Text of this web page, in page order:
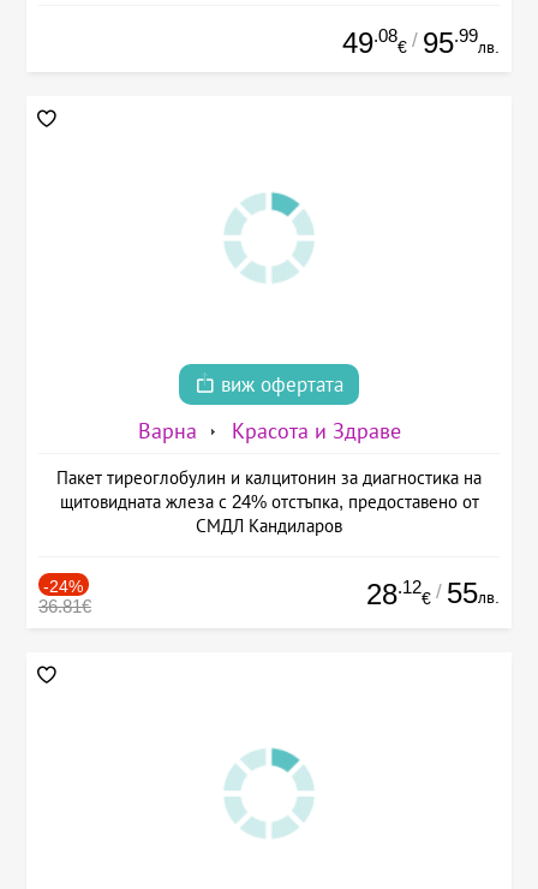
49.08
€ / 95.99
лв.
виж офертата
Варна Красота и Здраве
Пакет тиреоглобулин и калцитонин за диагностика на
щитовидната жлеза с 24% отстъпка, предоставено от
СМДЛ Кандиларов
-24%
36.81€ 28.12
€ / 55лв.